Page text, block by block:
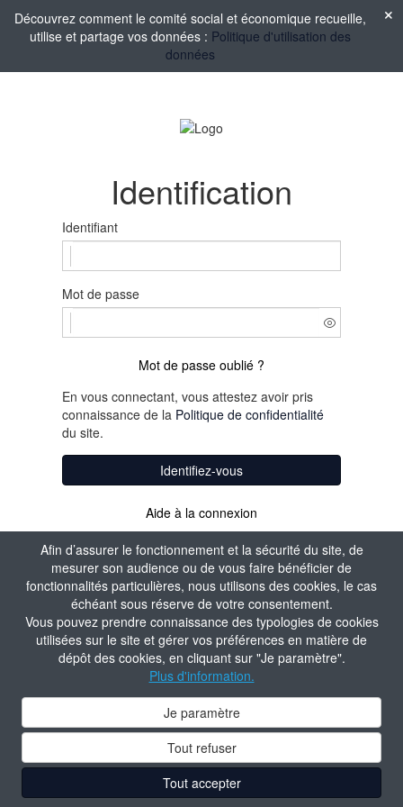
Afin d’assurer le fonctionnement et la sécurité du site, de
mesurer son audience ou de vous faire bénéficier de
fonctionnalités particulières, nous utilisons des cookies, le cas
échéant sous réserve de votre consentement.
Vous pouvez prendre connaissance des typologies de cookies
utilisées sur le site et gérer vos préférences en matière de
dépôt des cookies, en cliquant sur "Je paramètre".
Plus d'information.
Je paramètre
Tout refuser
Tout accepter
Découvrez comment le comité social et économique recueille,
utilise et partage vos données : Politique d'utilisation des
données
Identification
Identifiant
Mot de passe
Mot de passe oublié ?
En vous connectant, vous attestez avoir pris
connaissance de la Politique de confidentialité
du site.
Identifiez-vous
Aide à la connexion